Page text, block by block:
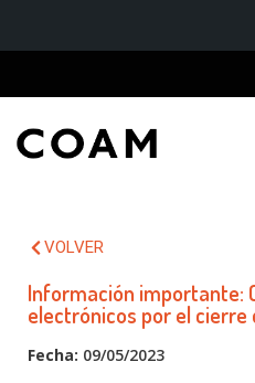
VOLVER
Información importante:
electrónicos por el cierre
Fecha: 09/05/2023